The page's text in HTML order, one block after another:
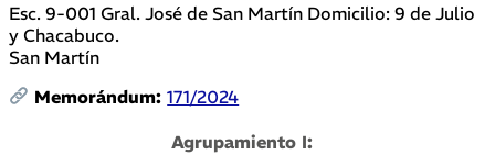
Esc. 9-001 Gral. José de San Martín Domicilio: 9 de Julio
y Chacabuco.
San Martín
Memorándum:171/2024
Agrupamiento I: